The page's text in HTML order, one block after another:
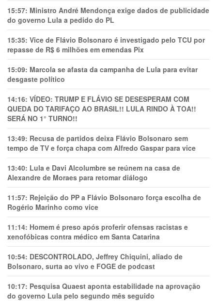
15:57: Ministro André Mendonça exige dados de publicidade
do governo Lula a pedido do PL
15:35: Vice de Flávio Bolsonaro é investigado pelo TCU por
repasse de R$ 6 milhões em emendas Pix
15:09: Marcola se afasta da campanha de Lula para evitar
desgaste político
14:16: VÍDEO: TRUMP E FLÁVIO SE DESESPERAM COM
QUEDA DO TARIFAÇO AO BRASIL!! LULA RINDO À TOA!!
SERÁ NO 1° TURNO!!
13:49: Recusa de partidos deixa Flávio Bolsonaro sem
tempo de TV e força chapa com Alfredo Gaspar para vice
13:40: Lula e Davi Alcolumbre se reúnem na casa de
Alexandre de Moraes para retomar diálogo
11:57: Rejeição do PP a Flávio Bolsonaro força escolha de
Rogério Marinho como vice
11:14: Homem é preso após proferir ofensas racistas e
xenofóbicas contra médico em Santa Catarina
10:54: DESCONTROLADO, Jeffrey Chiquini, aliado de
Bolsonaro, surta ao vivo e FOGE de podcast
10:17: Pesquisa Quaest aponta estabilidade na aprovação
do governo Lula pelo segundo mês seguido